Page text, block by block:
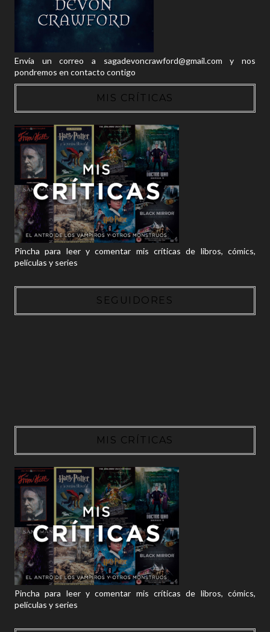
Envía un correo a sagadevoncrawford@gmail.com y nos
pondremos en contacto contigo
MIS CRÍTICAS
Pincha para leer y comentar mis críticas de libros, cómics,
películas y series
SEGUIDORES
MIS CRÍTICAS
Pincha para leer y comentar mis críticas de libros, cómics,
películas y series